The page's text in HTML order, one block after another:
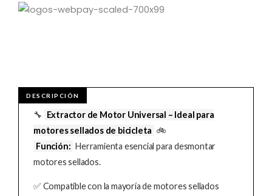
🔧 Extractor de Motor Universal – Ideal para
motores sellados de bicicleta 🚲
Función: Herramienta esencial para desmontar
motores sellados.
✅ Compatible con la mayoría de motores sellados